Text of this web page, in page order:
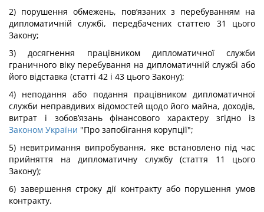
2) порушення обмежень, пов’язаних з перебуванням на
дипломатичній службі, передбачених статтею 31 цього
Закону;
3) досягнення працівником дипломатичної служби
граничного віку перебування на дипломатичній службі або
його відставка (статті 42 і 43 цього Закону);
4) неподання або подання працівником дипломатичної
служби неправдивих відомостей щодо його майна, доходів,
витрат і зобов’язань фінансового характеру згідно із
Законом України "Про запобігання корупції";
5) невитримання випробування, яке встановлено під час
прийняття на дипломатичну службу (стаття 11 цього
Закону);
6) завершення строку дії контракту або порушення умов
контракту.